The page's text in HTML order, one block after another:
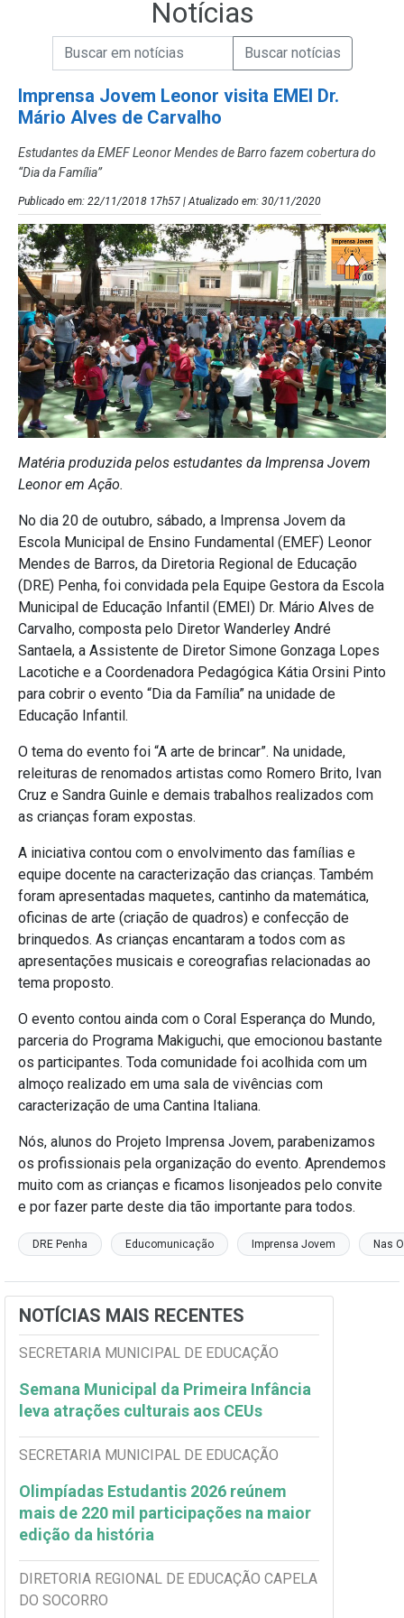
Notícias
Campo de Busca de Notícias
Campo de Busca de informaçõesEnviar a Busca de Notícias
Imprensa Jovem Leonor visita EMEI Dr.
Mário Alves de Carvalho
Estudantes da EMEF Leonor Mendes de Barro fazem cobertura do
“Dia da Família”
Publicado em: 22/11/2018 17h57 | Atualizado em: 30/11/2020
Matéria produzida pelos estudantes da Imprensa Jovem
Leonor em Ação.
No dia 20 de outubro, sábado, a Imprensa Jovem da
Escola Municipal de Ensino Fundamental (EMEF) Leonor
Mendes de Barros, da Diretoria Regional de Educação
(DRE) Penha, foi convidada pela Equipe Gestora da Escola
Municipal de Educação Infantil (EMEI) Dr. Mário Alves de
Carvalho, composta pelo Diretor Wanderley André
Santaela, a Assistente de Diretor Simone Gonzaga Lopes
Lacotiche e a Coordenadora Pedagógica Kátia Orsini Pinto
para cobrir o evento “Dia da Família” na unidade de
Educação Infantil.
O tema do evento foi “A arte de brincar”. Na unidade,
releituras de renomados artistas como Romero Brito, Ivan
Cruz e Sandra Guinle e demais trabalhos realizados com
as crianças foram expostas.
A iniciativa contou com o envolvimento das famílias e
equipe docente na caracterização das crianças. Também
foram apresentadas maquetes, cantinho da matemática,
oficinas de arte (criação de quadros) e confecção de
brinquedos. As crianças encantaram a todos com as
apresentações musicais e coreografias relacionadas ao
tema proposto.
O evento contou ainda com o Coral Esperança do Mundo,
parceria do Programa Makiguchi, que emocionou bastante
os participantes. Toda comunidade foi acolhida com um
almoço realizado em uma sala de vivências com
caracterização de uma Cantina Italiana.
Nós, alunos do Projeto Imprensa Jovem, parabenizamos
os profissionais pela organização do evento. Aprendemos
muito com as crianças e ficamos lisonjeados pelo convite
e por fazer parte deste dia tão importante para todos.
DRE Penha Educomunicação Imprensa Jovem Nas
NOTÍCIAS MAIS RECENTES
SECRETARIA MUNICIPAL DE EDUCAÇÃO
Semana Municipal da Primeira Infância
leva atrações culturais aos CEUs
SECRETARIA MUNICIPAL DE EDUCAÇÃO
Olimpíadas Estudantis 2026 reúnem
mais de 220 mil participações na maior
edição da história
DIRETORIA REGIONAL DE EDUCAÇÃO CAPELA
DO SOCORRO